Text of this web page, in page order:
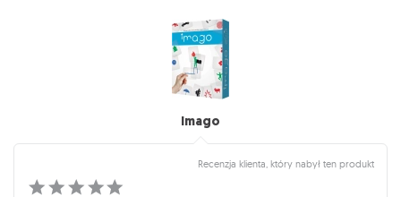
Imago
Recenzja klienta, który nabył ten produkt